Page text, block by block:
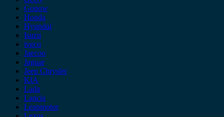
Gonow
Honda
Hyundai
Isuzu
iveco
Jaecoo
Jaguar
Jeep Chrysler
KIA
Lada
Lancia
Leapmotor